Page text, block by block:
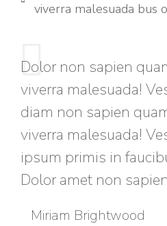
viverra malesuada bus
Dolor non sapien
viverra malesuada!
diam non sapien
viverra malesuada!
ipsum primis in
Dolor amet non
Miriam Brightwood